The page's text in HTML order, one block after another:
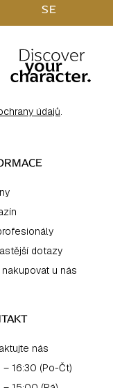
SE
údajů.
dotazy
nakupovat u nás
nás
16:30 (Po-Čt)